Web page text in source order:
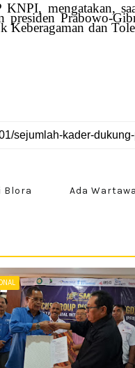
KNPI, mengatakan,
presiden Prabowo-
dan
Blora
Ada